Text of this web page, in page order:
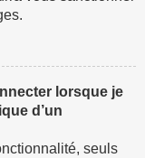
lorsque je
d’un
seuls